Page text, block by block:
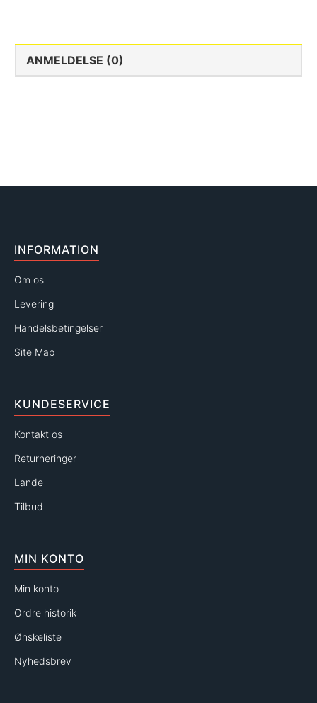
ANMELDELSE (0)
INFORMATION
Om os
Levering
Handelsbetingelser
Site Map
KUNDESERVICE
Kontakt os
Returneringer
Lande
Tilbud
MIN KONTO
Min konto
Ordre historik
Ønskeliste
Nyhedsbrev